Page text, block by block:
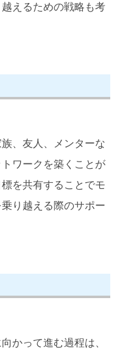
えるための戦略も考
、友人、メンターな
ワークを築くことが
を共有することでモ
り越える際のサポー
かって進む過程は、